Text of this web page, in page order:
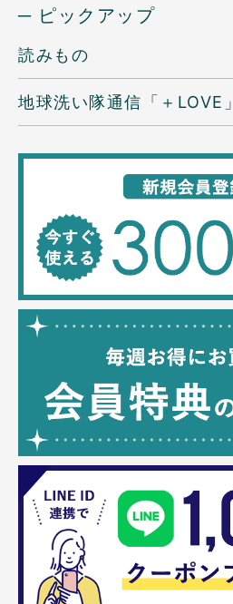
─ ピックアップ
読みもの
地球洗い隊通信「＋LOVE」